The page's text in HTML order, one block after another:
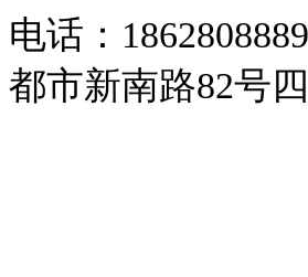
电话：
都市新南路82号